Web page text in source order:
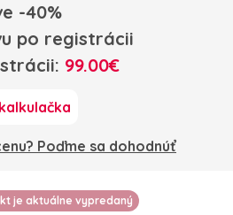
-40%
po registrácii
99.00€
Poďme sa dohodnúť
je aktuálne vypredaný